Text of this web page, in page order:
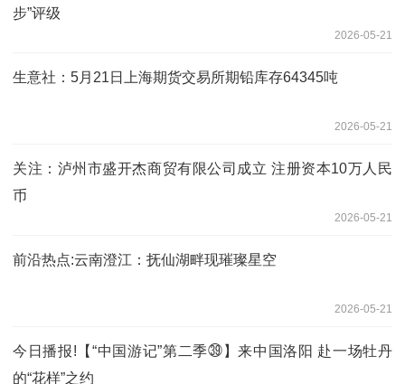
步”评级
2026-05-21
生意社：5月21日上海期货交易所期铅库存64345吨
2026-05-21
关注：泸州市盛开杰商贸有限公司成立 注册资本10万人民
币
2026-05-21
前沿热点:云南澄江：抚仙湖畔现璀璨星空
2026-05-21
今日播报!【“中国游记”第二季㊴】来中国洛阳 赴一场牡丹
的“花样”之约